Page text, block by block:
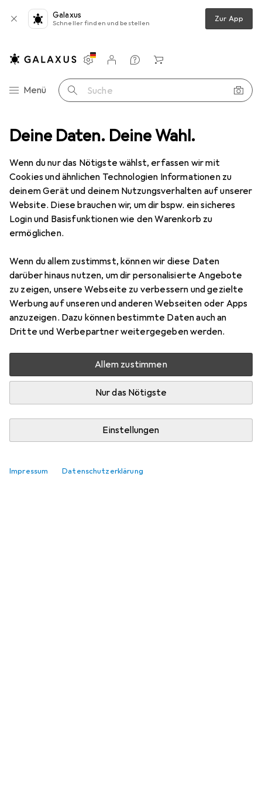
Deine Daten. Deine Wahl.
Wenn du nur das Nötigste wählst, erfassen wir mit
Cookies und ähnlichen Technologien Informationen zu
deinem Gerät und deinem Nutzungsverhalten auf unserer
Website. Diese brauchen wir, um dir bspw. ein sicheres
Login und Basisfunktionen wie den Warenkorb zu
ermöglichen.
Wenn du allem zustimmst, können wir diese Daten
darüber hinaus nutzen, um dir personalisierte Angebote
zu zeigen, unsere Webseite zu verbessern und gezielte
Werbung auf unseren und anderen Webseiten oder Apps
anzuzeigen. Dazu können bestimmte Daten auch an
Dritte und Werbepartner weitergegeben werden.
Allem zustimmen
Nur das Nötigste
Einstellungen
Impressum Datenschutzerklärung
Galaxus
Schneller finden und bestellen Zur App
Navigation nach Kategorien
Menü Suche
Einstellungen
Kundenkonto
Vergleichslisten
Merklisten
Warenkorb
Synology MR2200ac Produktbewertungen
EUR
112,43
SynologyMR2200ac
Bewertung für Synology MR2200ac
jaroslaw.lach
vor 6 Jahren
+1
hat dieses Produkt gekauft
Funktioniert perfekt, schnelle installation, sehr gute
Leistung in Verbindung mit meinem RT2600ac
Kommentieren